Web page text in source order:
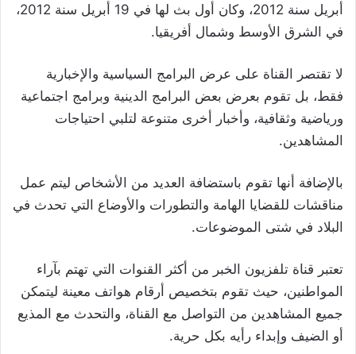
أبريل سنة 2012، وكان أول بث لها في 19 أبريل سنة 2012،
في الشرق الأوسط وشمال أفريقيا.
لا تقتصر القناة على عرض البرامج السياسية والإخبارية
فقط، بل تقوم بعرض بعض البرامج الدينية وبرامج اجتماعية
ورياضية وثقافية، وأخبار أخرى متنوعة لتلبي احتياجات
المشاهدين.
بالإضافة أنها تقوم باستضافة العديد من الأشخاص ليتم عمل
مناقشات للقضايا الهامة والتطورات والأوضاع التي تحدث في
البلاد في شتى الموضوعات.
تعتبر قناة تلفزيون الخبر من أكثر القنوات التي تهتم بآراء
المواطنين، حيث تقوم بتخصيص أرقام هواتف معينة ليتمكن
جميع المشاهدين من التواصل مع القناة، والتحدث مع المذيع
أو الضيف وإبداء رأيه بكل حرية.